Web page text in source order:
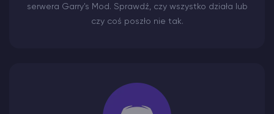
serwera Garry's Mod. Sprawdź, czy wszystko działa lub
czy coś poszło nie tak.